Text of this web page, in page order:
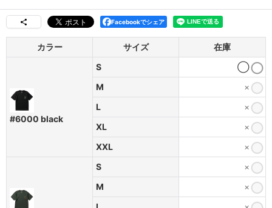
Facebookでシェア
カラー サイズ 在庫
#6000 black
S
◯
M
×
L
×
XL
×
XXL
×
S
×
M
×